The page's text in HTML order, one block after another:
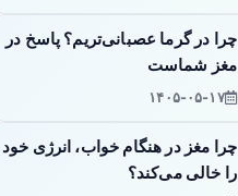
چرا در گرما عصبانی‌تریم؟ پاسخ در
مغز شماست
۱۴۰۵-۰۵-۱۷
چرا مغز در هنگام خواب، انرژی خود
را خالی می‌کند؟